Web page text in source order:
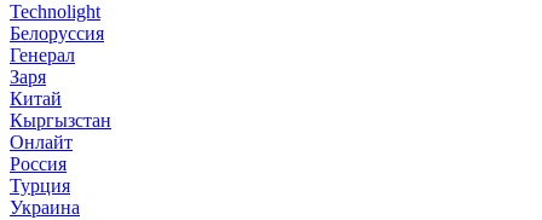
Technolight
Белоруссия
Генерал
Заря
Китай
Кыргызстан
Онлайт
Россия
Турция
Украина